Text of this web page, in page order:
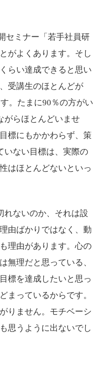
セミナー「若手社員研
がよくあります。そし
らい達成できると思い
受講生のほとんどが
。たまに90％の方がい
がらほとんどいませ
標にもかかわらず、策
いない目標は、実際の
はほとんどないといっ
れないのか、それは設
由ばかりではなく、動
理由があります。心の
無理だと思っている、
標を達成したいと思っ
まっているからです。
りません。モチベーシ
思うように出ないでし